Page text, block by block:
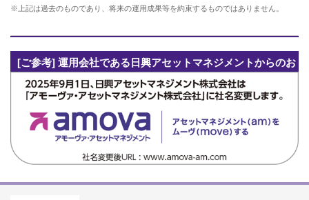
※上記は過去のものであり、将来の運用成果等を約束するものではありません。
[ご参考] 運用会社である日興アセットマネジメントからのお
知らせ